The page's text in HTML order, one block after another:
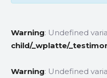
Warning: Undefined
child/_wplatte/
Warning: Undefined